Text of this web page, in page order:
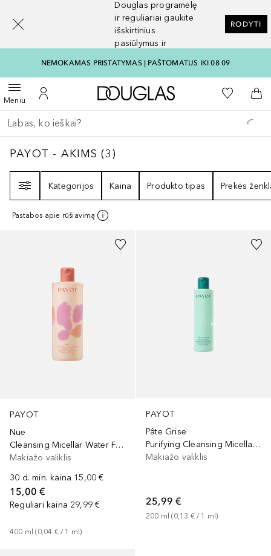
Douglas programėlę
ir reguliariai gaukite
išskirtinius
pasiūlymus ir
RODYTI
NEMOKAMAS PRISTATYMAS Į PAŠTOMATUS IKI 08 09
MeniuAtidaryti meniuĮ mano paskyrą
Į Douglas pagrindinį
Į mano
Į
Grįžk atgal
Vykdykite paiešką
PAYOT - AKIMS3
PAYOT - AKIMS (3)
Kategorijos
Kaina Produkto tipas Prekės
Pastabos apie rūšiavimą
PAYOT
Nue
Cleansing Micellar Water For Face And Eyes
Makiažo valiklis
30 d. min. kaina 15,00 €
15,00 €
Reguliari kaina 29,99 €
400 ml (0,04 € / 1 ml)
PAYOT
Pâte Grise
Purifying Cleansing Micellar Water
Makiažo valiklis
25,99 €
200 ml (0,13 € / 1 ml)
[navigation.slideout.screenreader]